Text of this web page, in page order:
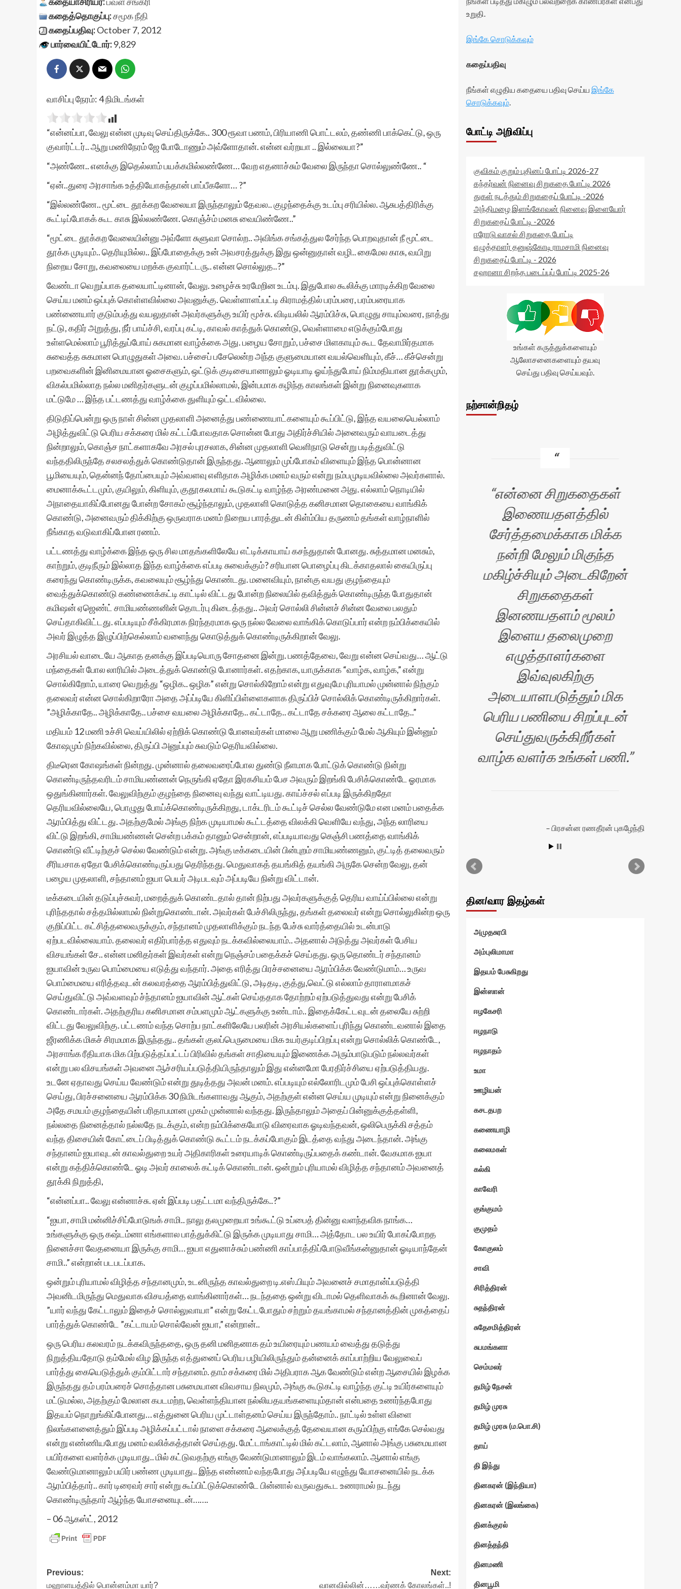
கதைத்தொகுப்பு:சமூக நீதி
கதைப்பதிவு:October 7, 2012
பார்வையிட்டோர்:9,829
வாசிப்பு நேரம்:4நிமிடங்கள்
“என்னப்பா, வேலு என்ன முடிவு செய்திருக்கே.. 300 ரூவா பணம், பிரியாணி பொட்டலம், தண்ணி பாக்கெட்டு, ஒரு
குவார்ட்டர்.. ஆறு மணிநேரம் ஜே போடோணும் அவ்ளோதான். என்ன வர்றயா .. இல்லையா?”
“அண்ணே.. எனக்கு இதெல்லாம் பயக்கமில்லண்ணே… வேற எதனாச்சும் வேலை இருந்தா சொல்லுண்ணே.. “
“ஏன்..துரை அரசாங்க உத்தியோகந்தான் பாப்பீகளோ… ?”
“இல்லண்ணே.. மூட்டை தூக்கற வேலையா இருந்தாலும் தேவல.. குழந்தைக்கு உடம்பு சரியில்ல. ஆசுபத்திரிக்கு
கூட்டிப்போகக் கூட காசு இல்லண்ணே. கொஞ்ச்ம் மனசு வையிண்ணே..”
“மூட்டை தூக்கற வேலையின்னு அவ்ளோ சுளுவா சொல்ற.. அவிங்க சங்கத்துல சேர்ந்த பொறவுதான் நீ மூட்டை
தூக்க முடியும்.. தெரியுமில்ல.. இப்போதைக்கு உன் அவசரத்துக்கு இது ஒன்னுதான் வழி.. கைமேல காசு, வயிறு
நிறைய சோறு, கவலையை மறக்க குவார்ட்டரு.. என்ன சொல்லுத..?”
வேண்டா வெறுப்பாக தலையாட்டினான், வேலு. உழைச்சு உரமேறின உடம்பு. இதுபோல கூலிக்கு மாரடிக்கிற வேலை
செய்ய மனம் ஒப்புக் கொள்ளவில்லை அவனுக்கு. வெள்ளாளப்பட்டி கிராமத்தில் பரம்பரை, பரம்பரையாக
பண்ணையார் குடும்பத்து வயலுதான் அவர்களுக்கு உயிர் மூச்சு. விடியலில் ஆரம்பிச்சு, பொழுது சாயும்வரை, நாத்து
நட்டு, கதிர் அறுத்து, நீர் பாய்ச்சி, வரப்பு கட்டி, காவல் காத்துக் கொண்டு, வெள்ளாமை எடுக்கும்போது
உள்ளமெல்லாம் பூரித்துப்போய் சுகமான வாழ்க்கை அது. பழைய சோறும், பச்சை மிளகாயும் கூட தேவாமிர்தமாக
சுவைத்த சுகமான பொழுதுகள் அவை. பச்சைப் பசேலென்ற அந்த குளுமையான வயல்வெளியும், கீச்… கீச்சென்று
பறவைகளின் இனிமையான ஓசைகளும், ஒட்டுக் குடிசையானாலும் ஓடியாடி ஓய்ந்துபோய் நிம்மதியான தூக்கமும்,
விகல்பமில்லாத நல்ல மனிதர்களுடன் குழப்பமில்லாமல், இன்பமாக கழிந்த காலங்கள் இன்று நினைவுகளாக
மட்டுமே … இந்த பட்டணத்து வாழ்க்கை துளியும் ஒட்டவில்லை.
திடுதிப்பென்று ஒரு நாள் சின்ன முதலாளி அனைத்து பண்ணையாட்களையும் கூப்பிட்டு, இந்த வயலையெல்லாம்
அழித்துவிட்டு பெரிய சக்கரை மில் கட்டப்போவதாக சொன்ன போது அதிர்ச்சியில் அனைவரும் வாயடைத்து
நின்றாலும், கொஞ்ச நாட்களாகவே அரசல் புரசலாக, சின்ன முதலாளி வெளிநாடு சென்று படித்துவிட்டு
வந்ததிலிருந்தே சலசலத்துக் கொண்டுதான் இருந்தது. ஆனாலும் முப்போகம் விளையும் இந்த பொன்னான
பூமியையும், தென்னந் தோப்பையும் அவ்வளவு எளிதாக அழிக்க மனம் வரும் என்று நம்பமுடியவில்லை அவர்களால்.
மைனாக்கூட்டமும், குயிலும், கிளியும், குதூகலமாய் கூடுகட்டி வாழ்ந்த அரண்மனை அது. எல்லாம் நொடியில்
அநாதையாகிப்போனது போன்ற சோகம் சூழ்ந்தாலும், முதலாளி கொடுத்த கனிசமான தொகையை வாங்கிக்
கொண்டு, அனைவரும் திக்கிற்கு ஒருவராக மனம் நிறைய பாரத்துடன் கிள்ம்பிய தருணம் தங்கள் வாழ்நாளில்
நீங்காத வடுவாகிப்போன ரணம்.
பட்டணத்து வாழ்க்கை இந்த ஒரு சில மாதங்களிலேயே எட்டிக்காயாய் கசந்துதான் போனது. சுத்தமான மனசும்,
காற்றும், குடிநீரும் இல்லாத இந்த வாழ்க்கை எப்படி சுவைக்கும்? சரியான பொழைப்பு கிடக்காதலால் கையிருப்பு
கரைந்து கொண்டிருக்க, கவலையும் சூழ்ந்து கொண்டது. மனைவியும், நான்கு வயது குழந்தையும்
வைத்துக்கொண்டு கண்ணைக்கட்டி காட்டில் விட்டது போன்ற நிலையில் தவித்துக் கொண்டிருந்த போதுதான்
கமிஷன் ஏஜெண்ட் சாமியண்ணனின் தொடர்பு கிடைத்தது.. அவர் சொல்லி சின்னச் சின்ன வேலை பலதும்
செய்தாகிவிட்டது. எப்படியும் சீக்கிரமாக நிரந்தரமாக ஒரு நல்ல வேலை வாங்கிக் கொடுப்பார் என்ற நம்பிக்கையில்
அவர் இழுத்த இழுப்பிற்கெல்லாம் வளைந்து கொடுத்துக் கொண்டிருக்கிறான் வேலு.
அரசியல் வாடையே ஆகாத தனக்கு இப்படியொரு சோதனை இன்று. பணத்தேவை, வேறு என்ன செய்வது… ஆட்டு
மந்தைகள் போல லாரியில் அடைத்துக் கொண்டு போனார்கள். எதற்காக, யாருக்காக “வாழ்க, வாழ்க,” என்று
சொல்கிறோம், யாரை வெறுத்து “ஒழிக.. ஒழிக” என்று சொல்கிறோம் என்று எதுவுமே புரியாமல் முன்னால் நிற்கும்
தலைவர் என்ன சொல்கிறாரோ அதை அப்ப்டியே கிளிப்பிள்ளைகளாக திருப்பிச் சொல்லிக் கொண்டிருக்கிறார்கள்.
”அழிக்காதே.. அழிக்காதே.. பச்சை வயலை அழிக்காதே.. கட்டாதே.. கட்டாதே சக்கரை ஆலை கட்டாதே..”
மதியம் 12 மணி உச்சி வெய்யிலில் ஏற்றிக் கொண்டு போனவர்கள் மாலை ஆறு மணிக்கும் மேல் ஆகியும் இன்னும்
கோஷமும் நிற்கவில்லை, திருப்பி அனுப்பும் சுவடும் தெரியவில்லை.
திடீரென கோஷங்கள் நின்றது. முன்னால் தலைவரைப்போல துண்டு நீளமாக போட்டுக் கொண்டு நின்று
கொண்டிருந்தவரிடம் சாமியண்ணன் நெருங்கி ஏதோ இரகசியம் பேச அவரும் இறங்கி பேசிக்கொண்டே ஓரமாக
ஒதுங்கினார்கள். வேலுவிற்கும் குழந்தை நினைவு வந்து வாட்டியது. காய்ச்சல் எப்படி இருக்கிறதோ
தெரியவில்லையே, பொழுது போய்க்கொண்டிருக்கிறது, டாக்டரிடம் கூட்டிச் செல்ல வேண்டுமே என மனம் பதைக்க
ஆரம்பித்து விட்டது. அதற்குமேல் அங்கு நிற்க முடியாமல் கூட்டத்தை விலக்கி வெளியே வந்து, அந்த லாரியை
விட்டு இறங்கி, சாமியண்ணன் சென்ற பக்கம் தானும் சென்றான், எப்படியாவது கெஞ்சி பணத்தை வாங்கிக்
கொண்டு வீட்டிற்குச் செல்ல வேண்டும் என்று. அங்கு டீக்கடையின் பின்புறம் சாமியண்ணனும், குட்டித் தலைவரும்
சீரியசாக ஏதோ பேசிக்கொண்டிருப்பது தெரிந்தது. மெதுவாகத் தயங்கித் தயங்கி அருகே சென்ற வேலு, தன்
பழைய முதலாளி, சந்தானம் ஐயா பெயர் அடிபடவும் அப்படியே நின்று விட்டான்.
டீக்கடையின் தடுப்புச்சுவர், மறைத்துக் கொண்டதால் தான் நிற்பது அவர்களுக்குத் தெரிய வாய்ப்பில்லை என்று
புரிந்ததால் சத்தமில்லாமல் நின்றுகொண்டான். அவர்கள் பேச்சிலிருந்து, தங்கள் தலைவர் என்று சொல்லுகின்ற ஒரு
குறிப்பிட்ட கட்சித்தலைவருக்கும், சந்தானம் முதலாளிக்கும் நடந்த பேச்சு வார்த்தையில் உடன்பாடு
ஏற்படவில்லையாம். தலைவர் எதிர்பார்த்த எதுவும் நடக்கவில்லையாம்.. அதனால் அடுத்து அவர்கள் பேசிய
விசயங்கள் சே.. என்ன மனிதர்கள் இவர்கள் என்று நெஞ்சம் பதைக்கச் செய்தது. ஒரு தொண்டர் சந்தானம்
ஐயாவின் உருவ பொம்மையை எடுத்து வந்தார். அதை எரித்து பிரச்சனையை ஆரம்பிக்க வேண்டுமாம்… உருவ
பொம்மையை எரித்தவுடன் கலவரத்தை ஆரம்பித்துவிட்டு, அடிதடி, குத்து,வெட்டு எல்லாம் தாராளமாகச்
செய்துவிட்டு அவ்வளவும் ச்ந்தானம் ஐயாவின் ஆட்கள் செய்ததாக தோற்றம் ஏற்படுத்துவது என்று பேசிக்
கொண்டார்கள். அதற்குரிய கனிசமான சம்பளமும் ஆட்களுக்கு உண்டாம்.. இதைக்கேட்டவுடன் தலையே சுற்றி
விட்டது வேலுவிற்கு. பட்டணம் வந்த சொற்ப நாட்களிலேயே பலரின் அரசியல்களைப் புரிந்து கொண்டவனால் இதை
ஜீரணிக்க மிகச் சிரமமாக இருந்தது.. தங்கள் குலப்பெருமையை மிக உயர்குடிப்பிறப்பு என்று சொல்லிக் கொண்டே,
அரசாங்க ரீதியாக மிக பிற்படுத்தப்பட்டப் பிரிவில் தங்கள் சாதியையும் இணைக்க அரும்பாடுபடும் நல்லவர்கள்
என்று பல விசயங்கள் அவனை ஆச்சரியப்படுத்தியிருந்தாலும் இது என்னமோ பேரதிர்ச்சியை ஏற்படுத்தியது.
உடனே ஏதாவது செய்ய வேண்டும் என்று துடித்தது அவன் மனம். எப்படியும் எல்லோரிடமும் பேசி ஒப்புக்கொள்ளச்
செய்து, பிரச்சனையை ஆரம்பிக்க 30 நிமிடங்களாவது ஆகும், அதற்குள் என்ன செய்ய முடியும் என்று நினைக்கும்
அதே சமயம் குழந்தையின் பரிதாபமான முகம் முன்னால் வந்தது. இருந்தாலும் அதைப் பின்னுக்குத்தள்ளி,
நல்லதை நினைத்தால் நல்லதே நடக்கும், என்ற நம்பிக்கையோடு விரைவாக ஓடிவந்தவன், ஒலிபெருக்கி சத்தம்
வந்த திசையின் கோட்டைப் பிடித்துக் கொண்டு கூட்டம் நடக்கப்போகும் இடத்தை வந்து அடைந்தான். அங்கு
சந்தானம் ஐயாவுடன் காவல்துறை உயர் அதிகாரிகள் உரையாடிக் கொண்டிருப்பதைக் கண்டான். வேகமாக ஐயா
என்று கத்திக்கொண்டே ஓடி அவர் காலைக் கட்டிக் கொண்டான். ஒன்றும் புரியாமல் விழித்த சந்தானம் அவனைத்
தூக்கி நிறுத்தி,
“என்னப்பா.. வேலு என்னாச்சு. ஏன் இப்படி பதட்டமா வந்திருக்கே..?”
“ஐயா, சாமி மன்னிச்சிப்போடுஙக் சாமி.. நாலு தலமுறையா உங்கூட்டு உப்பைத் தின்னு வளந்தவிக நாங்க…
உங்களுக்கு ஒரு கஷ்டம்னா எங்களால பாத்துக்கிட்டு இருக்க முடியாது சாமி… அத்தோட பல உயிர் போகப்போறத
நினைச்சா வேதனையா இருக்கு சாமி… ஐயா எதுனாச்சும் பண்ணி காப்பாத்திப்போடுவீங்கன்னுதான் ஓடியாந்தேன்
சாமி..” என்றான் படபடப்பாக.
ஒன்றும் புரியாமல் விழித்த சந்தானமும், உடனிருந்த காவல்துறை டி.எஸ்.பியும் அவனைச் சமாதான்ப்படுத்தி
அவனிடமிருந்து மெதுவாக விசயத்தை வாங்கினார்கள்… நடந்ததை ஒன்று விடாமல் தெளிவாகக் கூறினான் வேலு.
”யார் வந்து கேட்டாலும் இதைச் சொல்லுவாயா” என்று கேட்டபோதும் சற்றும் தயங்காமல் சந்தானத்தின் முகத்தைப்
பார்த்துக் கொண்டே ”கட்டாயம் சொல்வேன் ஐயா,” என்றான்..
ஒரு பெரிய கலவரம் நடக்கவிருந்ததை, ஒரு தனி மனிதனாக தம் உயிரையும் பணயம் வைத்து தடுத்து
நிறுத்தியதோடு தம்மேல் விழ இருந்த எத்துனைப் பெரிய பழியிலிருந்தும் தன்னைக் காப்பாற்றிய வேலுவைப்
பார்த்து கையெடுத்துக் கும்பிட்டார் சந்தானம். தாம் சக்கரை மில் அதிபராக ஆக வேண்டும் என்ற ஆசையில் இழக்க
இருந்தது தம் பரம்பரைச் சொத்தான பசுமையான விவசாய நிலமும், அங்கு கூடுகட்டி வாழ்ந்த குட்டி உயிர்களையும்
மட்டுமல்ல, அதற்கும் மேலான கபடமற்ற, வெள்ளந்தியான நல்லியதயங்களையும்தான் என்பதை உணர்ந்தபோது
இதயம் நொறுங்கிப்போனது… எத்துனை பெரிய முட்டாள்தனம் செய்ய இருந்தோம்.. நாட்டில் உள்ள விளை
நிலங்களனைத்தும் இப்படி அழிக்கப்பட்டால் நாளை சக்கரை ஆலைக்குத் தேவையான கரும்பிற்கு எங்கே செல்வது
என்று எண்ணியபோது மனம் வலிக்கத்தான் செய்தது. மேட்டாங்காட்டில் மில் கட்டலாம், ஆனால் அங்கு பசுமையான
பயிர்களை வளர்க்க முடியாது.. மில் கட்டுவதற்கு எங்கு வேண்டுமானாலும் இடம் வாங்கலாம். ஆனால் எங்கு
வேண்டுமானாலும் பயிர் பண்ண முடியாது.. இந்த எண்ணம் வந்தபோது அப்படியே எழுந்து யோசனையில் நடக்க
ஆரம்பித்தார்.. கார் டிரைவர் சார் என்று கூப்பிட்டுக்கொண்டே பின்னால் வருவதுகூட உணராமல் நடந்து
கொண்டிருந்தார் ஆழ்ந்த யோசனையுடன்…….
– 06 ஆகஸ்ட், 2012
Post
Previous:
மஹாளயத்தில் பொன்னம்மா யார்?
Next:
வானவில்லின்……வர்ணக் கோலங்கள்..!
உறுதி.
இங்கே சொடுக்கவும்
கதைப்பதிவு
நீங்கள் எழுதிய கதையை பதிவு செய்ய இங்கே
சொடுக்கவும்.
போட்டி அறிவிப்பு
குவிகம் குறும் புதினப் போட்டி 2026-27
கந்தர்வன் நினைவு சிறுகதை போட்டி 2026
துகள் நடத்தும் சிறுகதைப் போட்டி -2026
அந்திமழை இளங்கோவன் நினைவு இளையோர்
சிறுகதைப் போட்டி -2026
ஈரோடு வாசல் சிறுகதை போட்டி
எழுத்தாளர் தனுஷ்கோடி ராமசாமி நினைவு
சிறுகதைப் போட்டி - 2026
சஹானா சிறந்த படைப்புப் போட்டி 2025-26
உங்கள் கருத்துக்களையும்
ஆலோசனைகளையும் தயவு
செய்து பதிவு செய்யவும்.
நற்சான்றிதழ்
இந்த தளத்தின் சேவை
சொல்லில்
வரும் எழுத்தாளர்களுக்கு
மிகச் சிறந்த பயிற்சிக்களம்
இந்த தளம்.
பார்வதி இராமச்சந்திரன்
என்னை சிறுகதைகள்
இணையதளத்தில்
சேர்த்தமைக்காக மிக்க
நன்றி மேலும் மிகுந்த
மகிழ்ச்சியும் அடைகிறேன்
சிறுகதைகள்
இனணயதளம் மூலம்
இளைய தலைமுறை
எழுத்தாளர்களை
இவ்வுலகிற்கு
அடையாளபடுத்தும் மிக
பெரிய பணியை சிறப்புடன்
செய்துவருக்கிறீர்கள்
வாழ்க வளர்க உங்கள் பணி.
பிரசன்ன ரணதீரன் புகழேந்தி
தின/வார இதழ்கள்
அமுதசுரபி
அம்புலிமாமா
இதயம் பேசுகிறது
இன்ஸான்
ஈழகேசரி
ஈழநாடு
ஈழநாதம்
உமா
ஊழியன்
கசடதபற
கணையாழி
கலைமகள்
கல்கி
காவேரி
குங்குமம்
குமுதம்
கோகுலம்
சாவி
சிரித்திரன்
சுதந்திரன்
சுதேசமித்திரன்
சுபமங்களா
செம்மலர்
தமிழ் நேசன்
தமிழ் முரசு
தமிழ் முரசு (ம.பொ.சி)
தாய்
தி இந்து
தினகரன் (இந்தியா)
தினகரன் (இலங்கை)
தினக்குரல்
தினத்தந்தி
தினமணி
தினபூமி